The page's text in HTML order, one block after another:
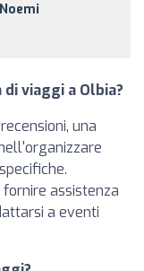
viaggi a Olbia?
una
assistenza
a eventi